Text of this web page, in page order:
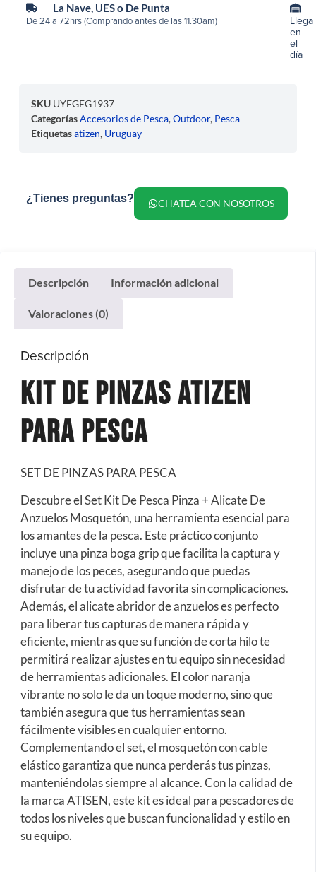
La Nave, UES o De Punta
De 24 a 72hrs (Comprando antes de las 11.30am)
Llega
en
el
día
SKU UYEGEG1937
CategoríasAccesorios de Pesca,Outdoor, Pesca
Etiquetasatizen, Uruguay
¿Tienes preguntas? CHATEA CON NOSOTROS
Descripción Información adicional
Valoraciones (0)
Descripción
kit De Pinzas Atizen
Para Pesca
SET DE PINZAS PARA PESCA
Descubre el Set Kit De Pesca Pinza + Alicate De
Anzuelos Mosquetón, una herramienta esencial para
los amantes de la pesca. Este práctico conjunto
incluye una pinza boga grip que facilita la captura y
manejo de los peces, asegurando que puedas
disfrutar de tu actividad favorita sin complicaciones.
Además, el alicate abridor de anzuelos es perfecto
para liberar tus capturas de manera rápida y
eficiente, mientras que su función de corta hilo te
permitirá realizar ajustes en tu equipo sin necesidad
de herramientas adicionales. El color naranja
vibrante no solo le da un toque moderno, sino que
también asegura que tus herramientas sean
fácilmente visibles en cualquier entorno.
Complementando el set, el mosquetón con cable
elástico garantiza que nunca perderás tus pinzas,
manteniéndolas siempre al alcance. Con la calidad de
la marca ATISEN, este kit es ideal para pescadores de
todos los niveles que buscan funcionalidad y estilo en
su equipo.